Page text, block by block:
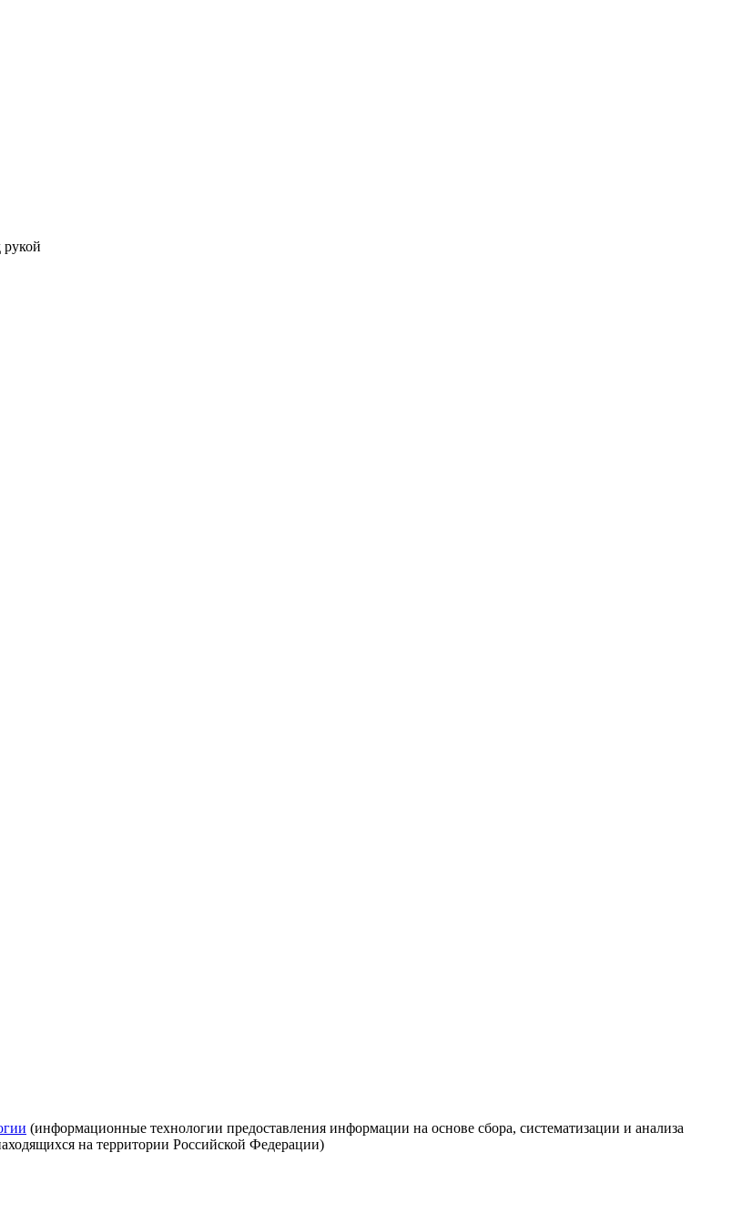
(информационные технологии предоставления информации на основе сбора, систематизации и анализа
на территории Российской Федерации)